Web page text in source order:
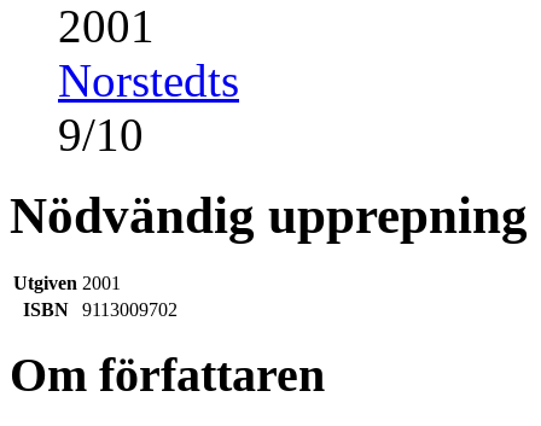
2001
Norstedts
9/10
Nödvändig upprepning
Utgiven 2001
ISBN
9113009702
Om författaren